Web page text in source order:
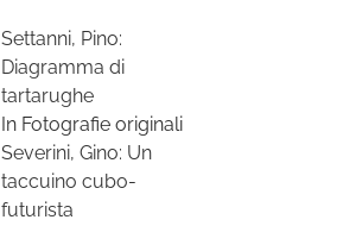
Settanni, Pino:
Diagramma di
tartarughe
In Fotografie originali
Severini, Gino: Un
taccuino cubo-
futurista